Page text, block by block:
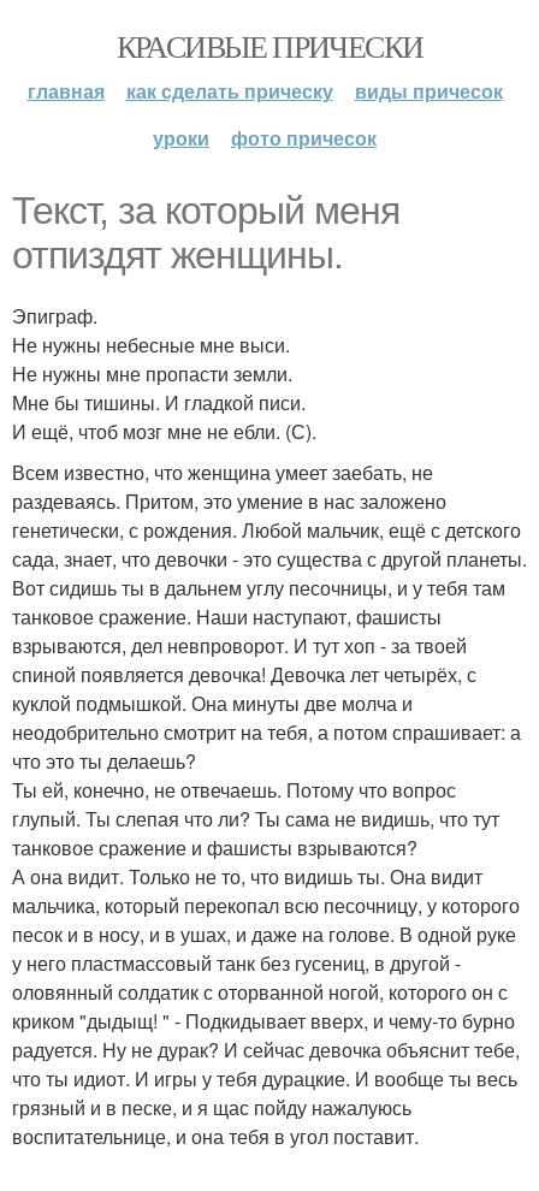
КРАСИВЫЕ ПРИЧЕСКИ
главная как сделать прическу
виды причесок
уроки
фото причесок
Текст, за который меня
отпиздят женщины.
Эпиграф.
Не нужны небесные мне выси.
Не нужны мне пропасти земли.
Мне бы тишины. И гладкой писи.
И ещё, чтоб мозг мне не ебли. (С).
Всем известно, что женщина умеет заебать, не
раздеваясь. Притом, это умение в нас заложено
генетически, с рождения. Любой мальчик, ещё с детского
сада, знает, что девочки - это существа с другой планеты.
Вот сидишь ты в дальнем углу песочницы, и у тебя там
танковое сражение. Наши наступают, фашисты
взрываются, дел невпроворот. И тут хоп - за твоей
спиной появляется девочка! Девочка лет четырёх, с
куклой подмышкой. Она минуты две молча и
неодобрительно смотрит на тебя, а потом спрашивает: а
что это ты делаешь?
Ты ей, конечно, не отвечаешь. Потому что вопрос
глупый. Ты слепая что ли? Ты сама не видишь, что тут
танковое сражение и фашисты взрываются?
А она видит. Только не то, что видишь ты. Она видит
мальчика, который перекопал всю песочницу, у которого
песок и в носу, и в ушах, и даже на голове. В одной руке
у него пластмассовый танк без гусениц, в другой -
оловянный солдатик с оторванной ногой, которого он с
криком "дыдыщ! " - Подкидывает вверх, и чему-то бурно
радуется. Ну не дурак? И сейчас девочка объяснит тебе,
что ты идиот. И игры у тебя дурацкие. И вообще ты весь
грязный и в песке, и я щас пойду нажалуюсь
воспитательнице, и она тебя в угол поставит.